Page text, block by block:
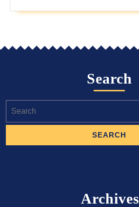
Search
for:
Archives